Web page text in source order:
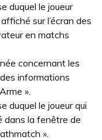
duquel le joueur
sur l’écran des
en matchs
concernant les
informations
».
duquel le joueur qui
dans la fenêtre de
».